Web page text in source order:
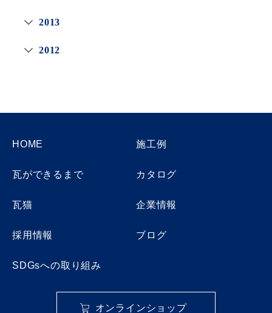
2013
2012
HOME 施工例
瓦ができるまで カタログ
瓦猫 企業情報
採用情報 ブログ
SDGsへの取り組み
オンラインショップ